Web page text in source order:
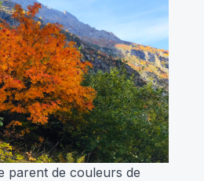
parent de couleurs de